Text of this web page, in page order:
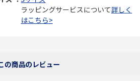
ラッピングサービスについて詳しく
はこちら>
の商品のレビュー